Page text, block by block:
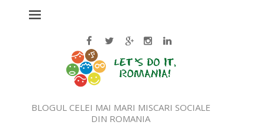
BLOGUL CELEI MAI MARI MISCARI SOCIALE
DIN ROMANIA